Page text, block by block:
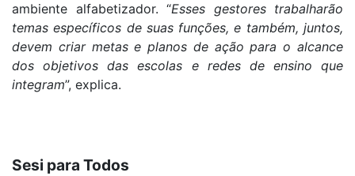
ambiente alfabetizador. “Esses gestores trabalharão
temas específicos de suas funções, e também, juntos,
devem criar metas e planos de ação para o alcance
dos objetivos das escolas e redes de ensino que
integram”, explica.
Sesi para Todos